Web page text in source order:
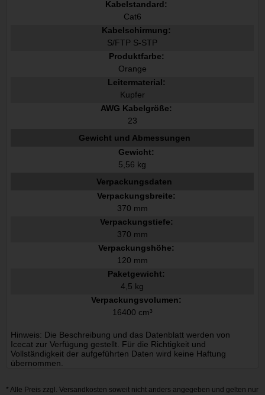
Kabelstandard:
Cat6
Kabelschirmung:
S/FTP S-STP
Produktfarbe:
Orange
Leitermaterial:
Kupfer
AWG Kabelgröße:
23
Gewicht und Abmessungen
Gewicht:
5,56 kg
Verpackungsdaten
Verpackungsbreite:
370 mm
Verpackungstiefe:
370 mm
Verpackungshöhe:
120 mm
Paketgewicht:
4,5 kg
Verpackungsvolumen:
16400 cm³
Hinweis: Die Beschreibung und das Datenblatt werden von
Icecat zur Verfügung gestellt. Für die Richtigkeit und
Vollständigkeit der aufgeführten Daten wird keine Haftung
übernommen.
* Alle Preis zzgl. Versandkosten soweit nicht anders angegeben und gelten nur